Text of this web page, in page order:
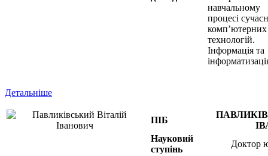
навчальному
процесі
комп’ютерних
технологій.
Інформація та
Детальніше
ПІБ
Науковий
ступінь
Доктор